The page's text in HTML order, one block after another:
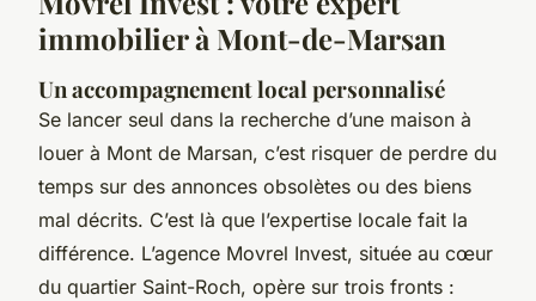
immobilier à Mont-de-Marsan
Un accompagnement local personnalisé
Se lancer seul dans la recherche d’une maison à
louer à Mont de Marsan, c’est risquer de perdre du
temps sur des annonces obsolètes ou des biens
mal décrits. C’est là que l’expertise locale fait la
différence. L’agence Movrel Invest, située au cœur
du quartier Saint-Roch, opère sur trois fronts :